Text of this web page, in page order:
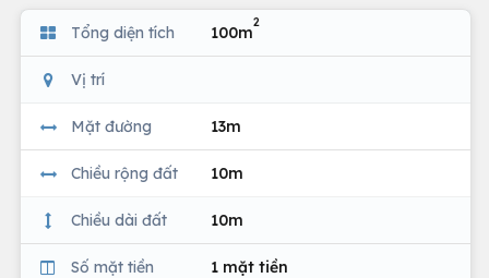
Tổng diện tích 100m
2
Vị trí
Mặt đường 13m
Chiều rộng đất 10m
Chiều dài đất 10m
Số mặt tiền 1 mặt tiền